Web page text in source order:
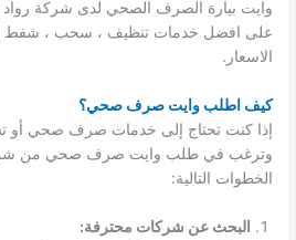
وايت بيارة الصرف الصحي لدى شركة
على افضل خدمات تنظيف ، سحب ،
الاسعار.
كيف اطلب وايت صرف صحي؟
إذا كنت تحتاج إلى خدمات صرف صحي أو
وترغب في طلب وايت صرف صحي من شركة
الخطوات التالية:
البحث عن شركات محترفة: